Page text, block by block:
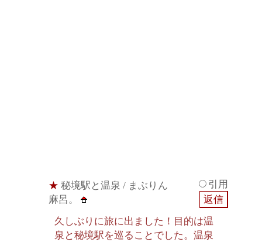
★ 秘境駅と温泉 / まぶりん
麻呂。
引用
久しぶりに旅に出ました！目的は温
泉と秘境駅を巡ることでした。温泉